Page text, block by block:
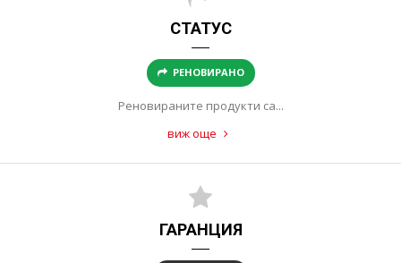
СТАТУС
РЕНОВИРАНО
Реновираните продукти са...
виж още
ГАРАНЦИЯ